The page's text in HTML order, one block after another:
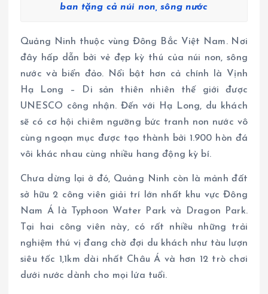
ban tặng cả núi non, sông nước
Quảng Ninh thuộc vùng Đông Bắc Việt Nam. Nơi
đây hấp dẫn bởi vẻ đẹp kỳ thú của núi non, sông
nước và biển đảo. Nổi bật hơn cả chính là Vịnh
Hạ Long – Di sản thiên nhiên thế giới được
UNESCO công nhận. Đến với Hạ Long, du khách
sẽ có cơ hội chiêm ngưỡng bức tranh non nước vô
cùng ngoạn mục được tạo thành bởi 1.900 hòn đá
vôi khác nhau cùng nhiều hang động kỳ bí.
Chưa dừng lại ở đó, Quảng Ninh còn là mảnh đất
sở hữu 2 công viên giải trí lớn nhất khu vực Đông
Nam Á là Typhoon Water Park và Dragon Park.
Tại hai công viên này, có rất nhiều những trải
nghiệm thú vị đang chờ đợi du khách như tàu lượn
siêu tốc 1,1km dài nhất Châu Á và hơn 12 trò chơi
dưới nước dành cho mọi lứa tuổi.